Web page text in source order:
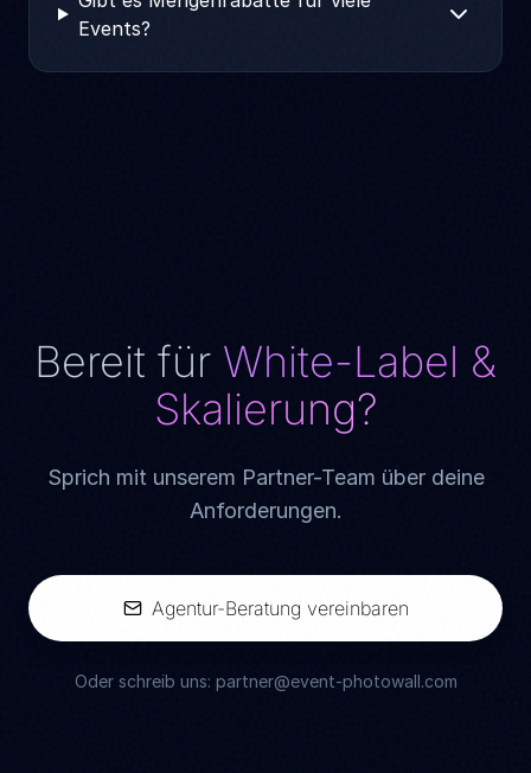
Events?
Bereit für White-Label &
Skalierung?
Sprich mit unserem Partner-Team über deine
Anforderungen.
Agentur-Beratung vereinbaren
Oder schreib uns: partner@event-photowall.com